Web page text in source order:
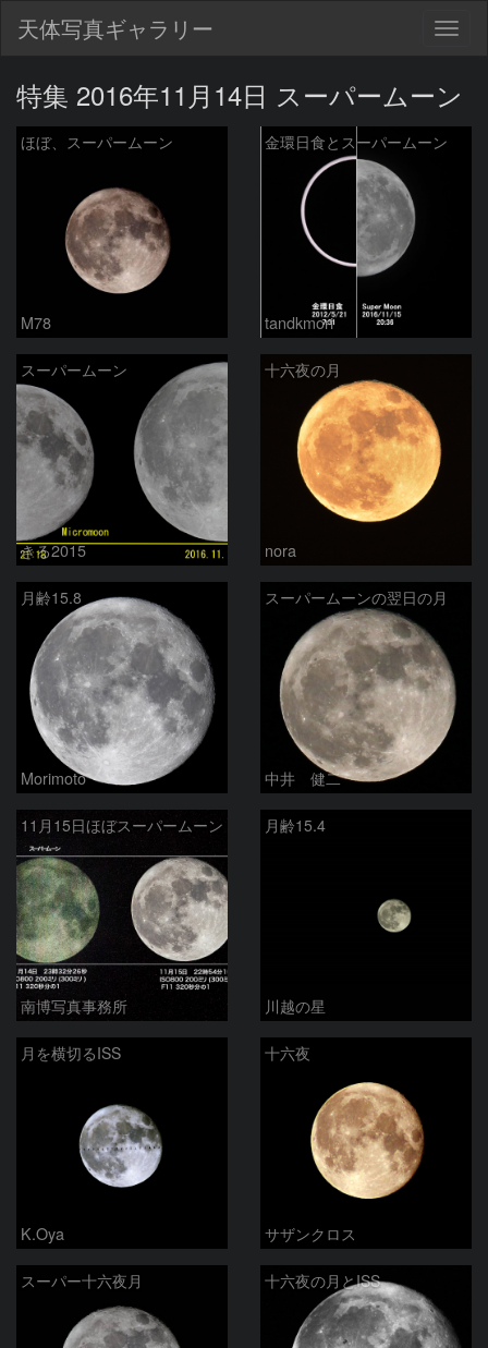
天体写真ギャラリー
特集 2016年11月14日 スーパームーン
ほぼ、スーパームーン
M78
金環日食とスーパームーン
tandkmori
スーパームーン
きる2015
十六夜の月
nora
月齢15.8
Morimoto
スーパームーンの翌日の月
中井 健二
11月15日ほぼスーパームーン
南博写真事務所
月齢15.4
川越の星
月を横切るISS
K.Oya
十六夜
サザンクロス
スーパー十六夜月 十六夜の月とISS